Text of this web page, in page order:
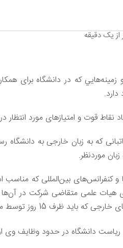
از یک دقیقه
که در دانشگاه برای
نقاط قوت و امتيازهای مورد انتظار
که به زبان خارجی به دانشگاه
موردنظر.
و کنفرانس‌های بين‌المللی که
هيات علمی متقاضی شرکت در ‌آن‌ها
توسط مامور اعزامی تهيه و تقديم شود.
رياست دانشگاه در حدود وظايف وی